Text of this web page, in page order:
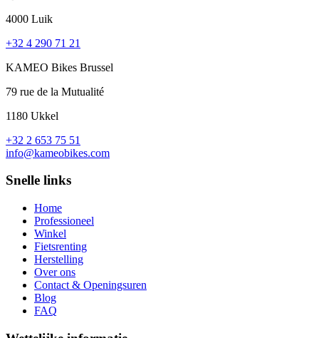
4000 Luik
+32 4 290 71 21
KAMEO Bikes Brussel
79 rue de la Mutualité
1180 Ukkel
+32 2 653 75 51
info@kameobikes.com
Snelle links
Home
Professioneel
Winkel
Fietsrenting
Herstelling
Over ons
Contact & Openingsuren
Blog
FAQ